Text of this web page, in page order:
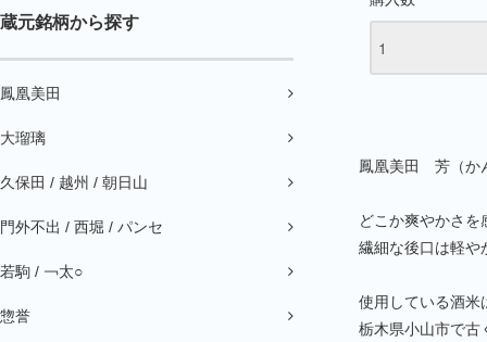
蔵元銘柄から探す
鳳凰美田
大瑠璃
久保田 / 越州 / 朝日山
門外不出 / 西堀 / パンセ
若駒 / ￢太○
惣誉
鳳凰美田 芳（か
どこか爽やかさ
繊細な後口は軽や
使用している酒米
栃木県小山市で古